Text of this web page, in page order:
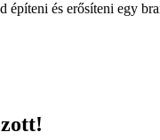
és erősíteni egy